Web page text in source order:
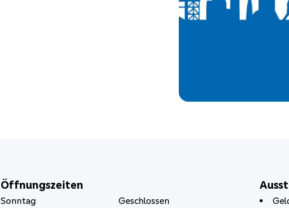
Öffnungszeiten
Sonntag
Geschlossen